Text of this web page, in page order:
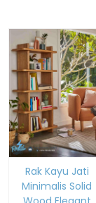
Rak Kayu Jati
Minimalis Solid